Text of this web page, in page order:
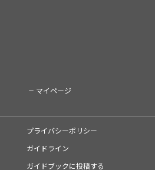
マイページ
プライバシーポリシー
ガイドライン
ガイドブックに投稿する